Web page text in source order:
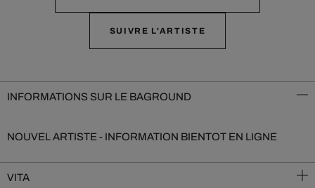
SUIVRE L'ARTISTE
INFORMATIONS SUR LE BAGROUND
NOUVEL ARTISTE - INFORMATION BIENTOT EN LIGNE
VITA